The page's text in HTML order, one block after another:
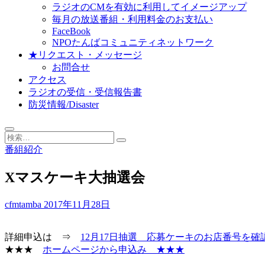
ラジオのCMを有効に利用してイメージアップ
毎月の放送番組・利用料金のお支払い
FaceBook
NPOたんばコミュニティネットワーク
★リクエスト・メッセージ
お問合せ
アクセス
ラジオの受信・受信報告書
防災情報/Disaster
検
索…
番組紹介
Xマスケーキ大抽選会
cfmtamba 2017年11月28日
詳細申込は ⇒ 12月17日抽選 応募ケーキのお店番号を確
★★★ ホームページから申込み ★★★